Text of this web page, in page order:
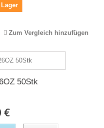
Zum Vergleich hinzufügen
50Stk
€